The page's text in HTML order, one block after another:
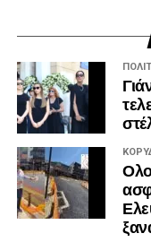
Στο επίκεντρο η
και του